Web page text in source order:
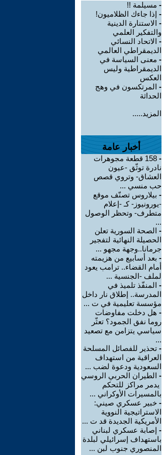
- مسيلمة !!
- إذا جاءك الظلاميون‮!
- الاستنارة الدينية
والتفكير العلمي
- الاتحاد النسائي
الديمقراطي العالمي
- معنى السياسة في
الديمقراطية وليس
العكس
- المرتكسون في وهج
الحداثة
المزيد.....
أخبار عامة
-
158 قطعة مجوهرات
نادرة توثّق -عيون
العشاق- وتروي قصص
حب منسي ...
- بيلاروس تصنّف موقع
-يورونيوز- كـ -إعلام
متطرف- وتحظر الوصول
...
- الصحة السورية تعلن
الحصيلة النهائية لتفجير
جرمانا..وجهة مجهو ...
- بعد أسابيع من هزيمته
أمام القضاء.. ترامب يعود
لملف -الجنسية ...
- المنفّذ تلميذ في
المدرسة.. إطلاق نار داخل
مؤسسة تعليمية في ت ...
- هل دخلت مفاوضات
روما نفق الجمود؟ تعثّر
سياسي يتزامن مع تصعيد
...
- تحذير للفصائل المسلحة
العراقية من استهداف
السعودية ودعوة لضب ...
- الطيران الحربي الروسي
يدمر مراكز للتحكم
بالمسيرات الأوكراني ...
- خبير عسكري صيني:
الاستراتيجية النووية
الأمريكية الجديدة قد ت ...
- إصابة عسكري لبناني
باستهداف إسرائيلي لبلدة
المنصوري جنوب لبن ...